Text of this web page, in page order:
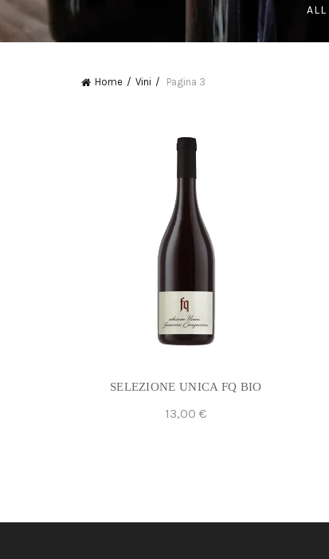
ALL
Home Vini Pagina 3
SELEZIONE UNICA FQ BIO
13,00 €